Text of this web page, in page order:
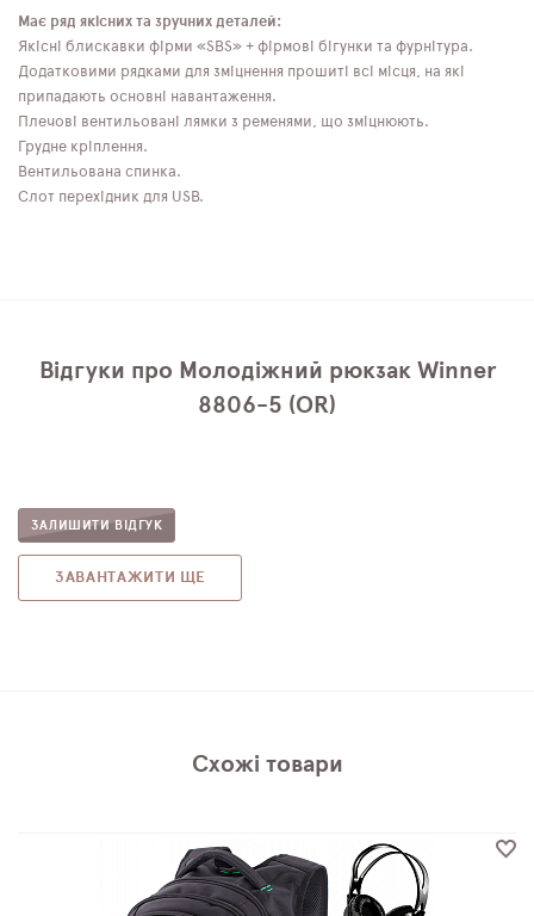
Має ряд якісних та зручних деталей:
Якісні блискавки фірми «SBS» + фірмові бігунки та фурнітура.
Додатковими рядками для зміцнення прошиті всі місця, на які
припадають основні навантаження.
Плечові вентильовані лямки з ременями, що зміцнюють.
Грудне кріплення.
Вентильована спинка.
Слот перехідник для USB.
Відгуки про Молодіжний рюкзак Winner
8806-5 (OR)
ЗАЛИШИТИ ВІДГУК
ЗАВАНТАЖИТИ ЩЕ
Схожі товари